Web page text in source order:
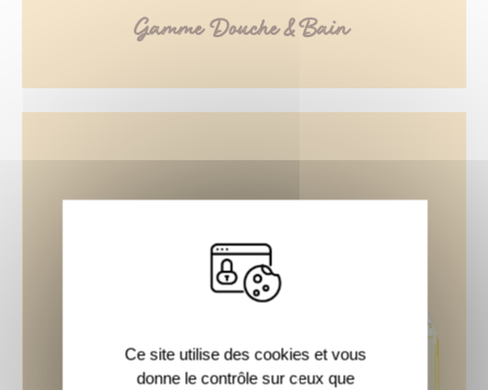
Ce site utilise des cookies et vous
donne le contrôle sur ceux que